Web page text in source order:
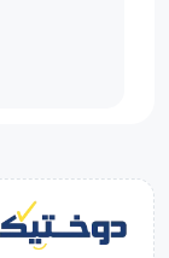
کنترل بهتر
مزایای کنترل
یکنواختی